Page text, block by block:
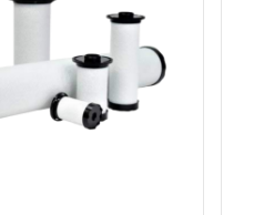
Быстрый просмотрДобавить к сравнениюДобавить в избранное